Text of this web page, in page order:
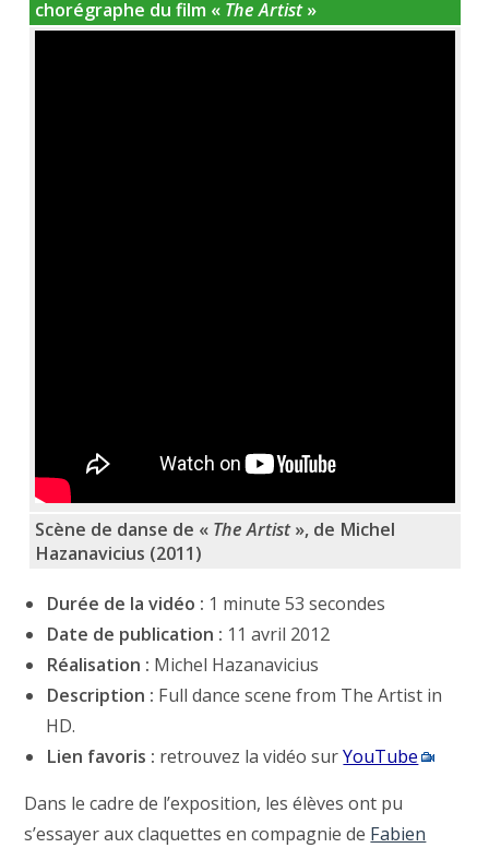
chorégraphe du film « The Artist»
Scène de danse de « The Artist», de Michel
Hazanavicius (2011)
Durée de la vidéo : 1 minute 53 secondes
Date de publication : 11 avril 2012
Réalisation : Michel Hazanavicius
Description : Full dance scene from The Artist in
HD.
Lien favoris : retrouvez la vidéo surYouTube
Dans le cadre de l’exposition, les élèves ont pu
s’essayer aux claquettes en compagnie de Fabien